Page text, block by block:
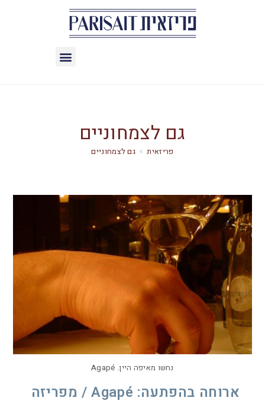
גם לצמחוניים
> גם לצמחוניים
נחשו מאיפה היין. Agapé
ארוחה בהפתעה: Agapé / מפריזה